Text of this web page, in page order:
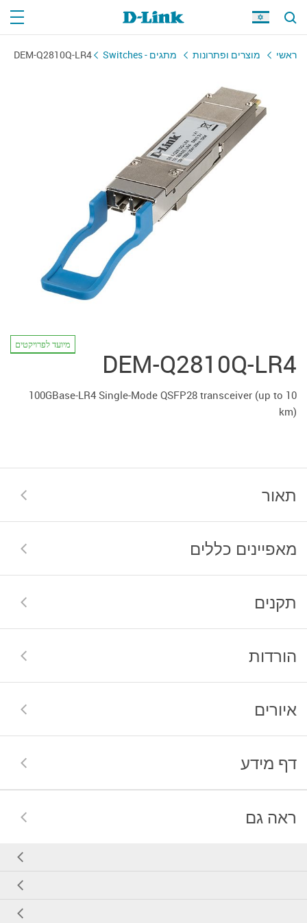
ראשי מוצרים ופתרונות מתגים - Switches DEM-Q2810Q-LR4
DEM-Q2810Q-LR4
מיועד לפרויקטים
100GBase-LR4 Single-Mode QSFP28 transceiver (up to 10
km)
תאור
מאפיינים כללים
תקנים
הורדות
איורים
דף מידע
ראה גם